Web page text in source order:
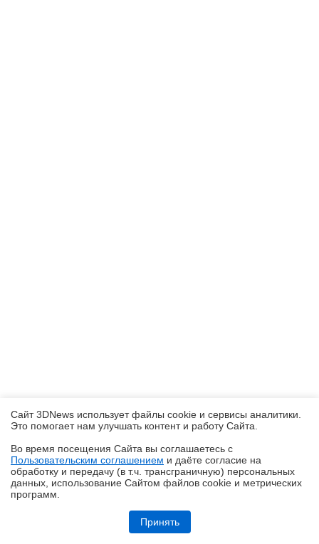
Обзор игрового QD-OLED WQHD-монитора Acer Predator X27U W1:
Сайт 3DNews использует файлы cookie и сервисы аналитики.
Это помогает нам улучшать контент и работу Cайта.
Во время посещения Cайта вы соглашаетесь с
Пользовательским соглашением и даёте согласие на
обработку и передачу (в т.ч. трансграничную) персональных
данных, использование Cайтом файлов cookie и метрических
программ.
Принять